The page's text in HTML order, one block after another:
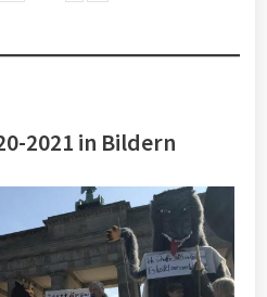
2021 in Bildern